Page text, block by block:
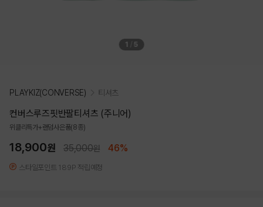
1 5
PLAYKIZ(CONVERSE) 티셔츠
컨버스루즈핏반팔티셔츠 (주니어)
위클리특가+랜덤사은품(8종)
18,900원 35,000원 46%
스타일포인트 189P 적립예정